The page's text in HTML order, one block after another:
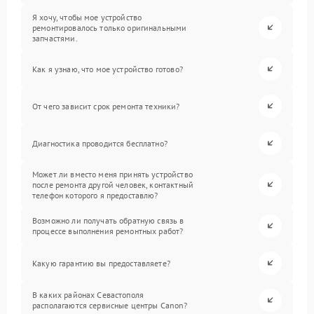
Я хочу, чтобы мое устройство
ремонтировалось только оригинальными
запчастями.
Как я узнаю, что мое устройство готово?
От чего зависит срок ремонта техники?
Диагностика проводится бесплатно?
Может ли вместо меня принять устройство
после ремонта другой человек, контактный
телефон которого я предоставлю?
Возможно ли получать обратную связь в
процессе выполнения ремонтных работ?
Какую гарантию вы предоставляете?
В каких районах Севастополя
располагаются сервисные центры Canon?